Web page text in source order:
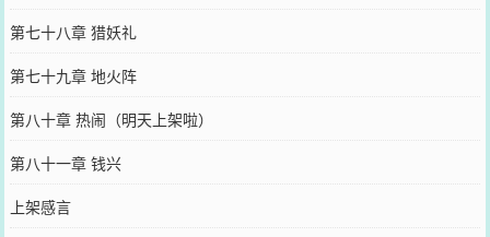
第七十八章 猎妖礼
第七十九章 地火阵
第八十章 热闹（明天上架啦）
第八十一章 钱兴
上架感言